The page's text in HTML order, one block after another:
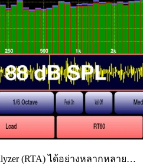
(RTA)ได้อย่างหลากหลาย…